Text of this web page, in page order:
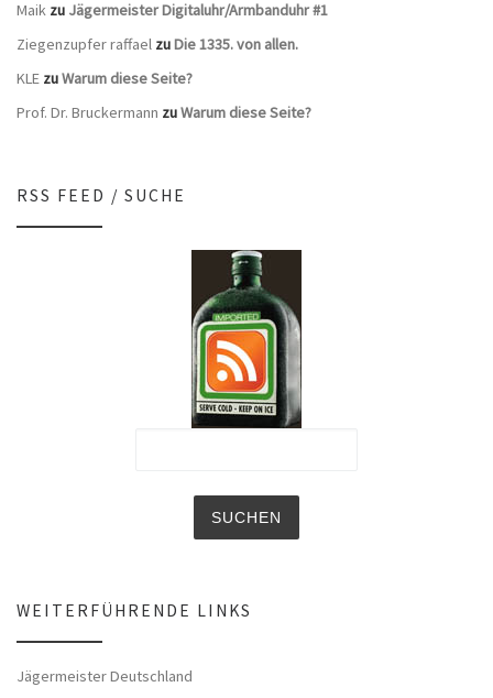
Maik zu Jägermeister Digitaluhr/Armbanduhr #1
Ziegenzupfer raffael zuDie 1335. von allen.
KLE zuWarum diese Seite?
Prof. Dr. Bruckermann zuWarum diese Seite?
RSS FEED / SUCHE
WEITERFÜHRENDE LINKS
Jägermeister Deutschland